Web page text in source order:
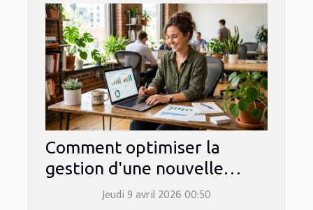
Comment optimiser la
gestion d'une nouvelle
entreprise en 2023 ?
Jeudi 9 avril 2026 00:50